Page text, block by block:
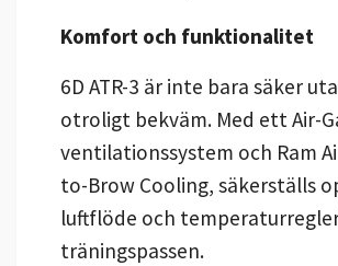
Komfort och funktionalitet
6D ATR-3 är inte bara säker
otroligt bekväm. Med ett Air-
ventilationssystem och Ram
to-Brow Cooling, säkerställs
luftflöde och
träningspassen.